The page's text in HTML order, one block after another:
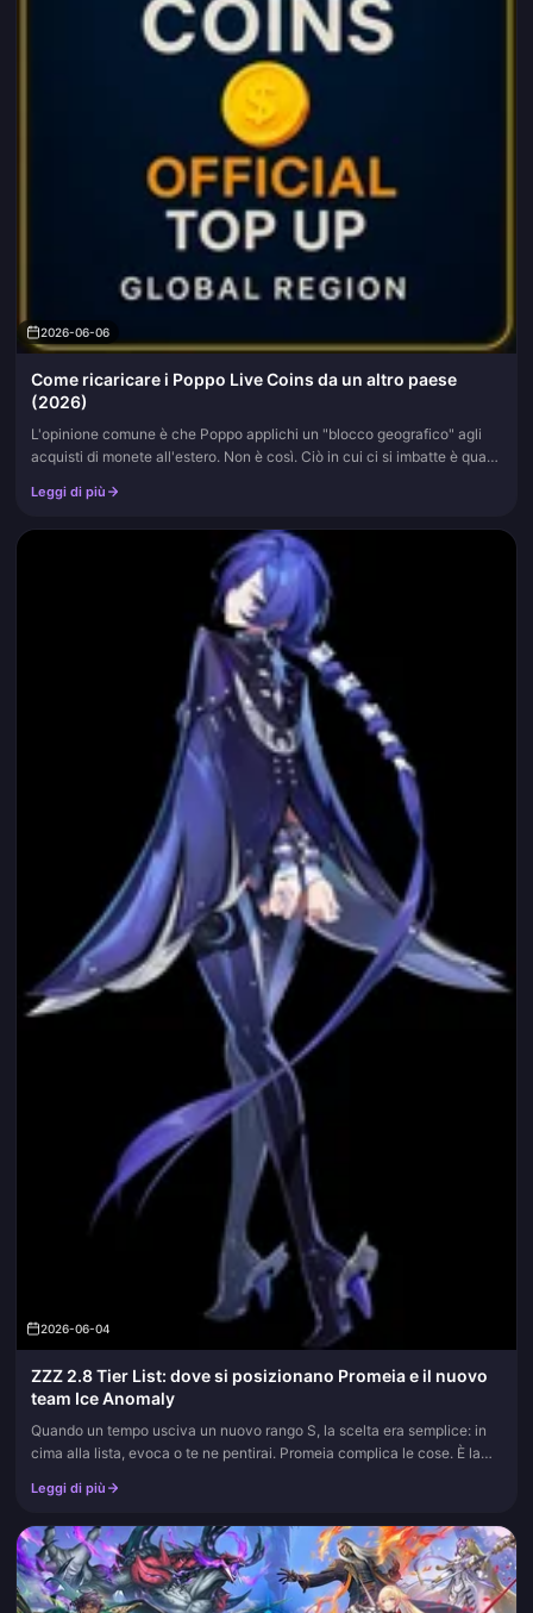
2026-06-06
Come ricaricare i Poppo Live Coins da un altro paese
(2026)
L'opinione comune è che Poppo applichi un "blocco geografico" agli
acquisti di monete all'estero. Non è così. Ciò in cui ci si imbatte è quasi
Leggi di più
2026-06-04
ZZZ 2.8 Tier List: dove si posizionano Promeia e il nuovo
team Ice Anomaly
Quando un tempo usciva un nuovo rango S, la scelta era semplice: in
cima alla lista, evoca o te ne pentirai. Promeia complica le cose. È la
Leggi di più